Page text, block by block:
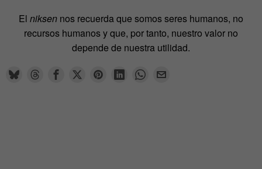
El niksen nos recuerda que somos seres humanos, no
recursos humanos y que, por tanto, nuestro valor no
depende de nuestra utilidad.